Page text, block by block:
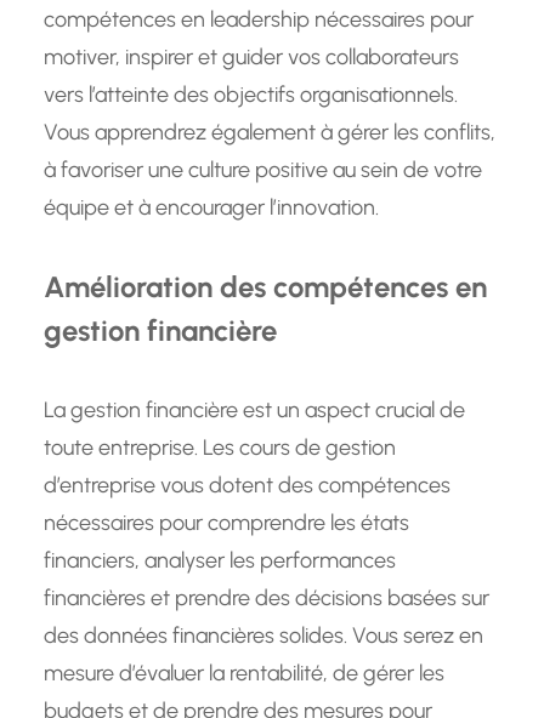
compétences en leadership nécessaires pour
motiver, inspirer et guider vos collaborateurs
vers l’atteinte des objectifs organisationnels.
Vous apprendrez également à gérer les conflits,
à favoriser une culture positive au sein de votre
équipe et à encourager l’innovation.
Amélioration des compétences en
gestion financière
La gestion financière est un aspect crucial de
toute entreprise. Les cours de gestion
d’entreprise vous dotent des compétences
nécessaires pour comprendre les états
financiers, analyser les performances
financières et prendre des décisions basées sur
des données financières solides. Vous serez en
mesure d’évaluer la rentabilité, de gérer les
budgets et de prendre des mesures pour